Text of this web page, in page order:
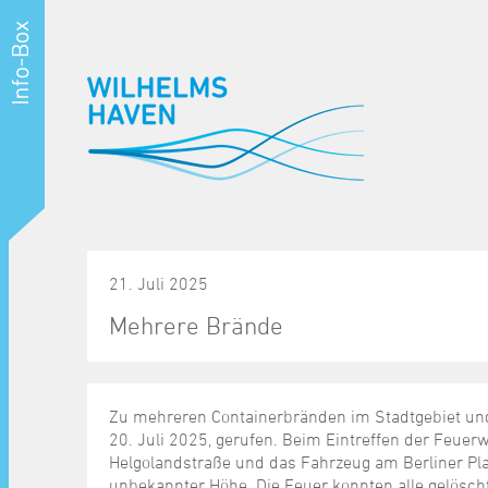
21. Juli 2025
Mehrere Brände
Zu mehreren Containerbränden im Stadtgebiet
20. Juli 2025, gerufen. Beim Eintreffen der
Helgolandstraße und das Fahrzeug am Berliner